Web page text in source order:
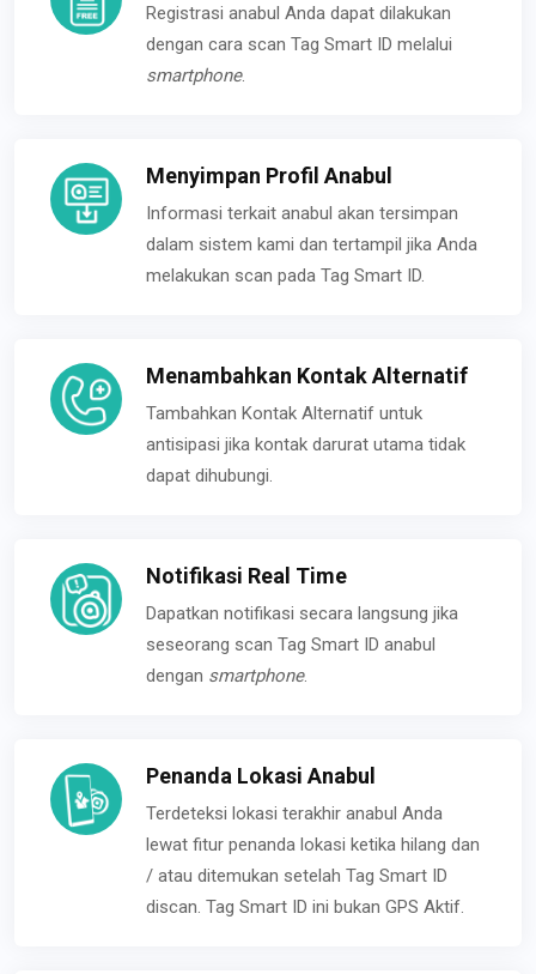
Registrasi anabul Anda dapat dilakukan
dengan cara scan Tag Smart ID melalui
smartphone.
Menyimpan Profil Anabul
Informasi terkait anabul akan tersimpan
dalam sistem kami dan tertampil jika Anda
melakukan scan pada Tag Smart ID.
Menambahkan Kontak Alternatif
Tambahkan Kontak Alternatif untuk
antisipasi jika kontak darurat utama tidak
dapat dihubungi.
Notifikasi Real Time
Dapatkan notifikasi secara langsung jika
seseorang scan Tag Smart ID anabul
dengan smartphone.
Penanda Lokasi Anabul
Terdeteksi lokasi terakhir anabul Anda
lewat fitur penanda lokasi ketika hilang dan
/ atau ditemukan setelah Tag Smart ID
discan. Tag Smart ID ini bukan GPS Aktif.